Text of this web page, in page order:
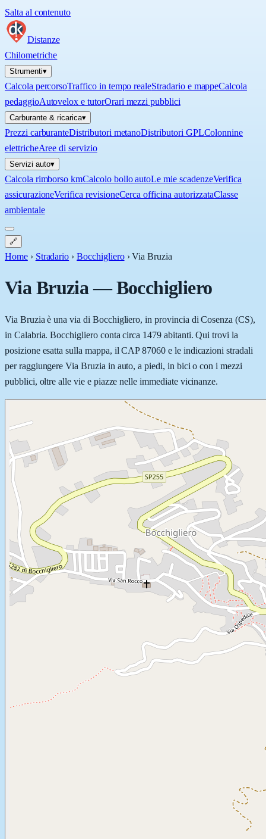
Salta al contenuto
Distanze
Chilometriche
Strumenti▾
Calcola percorsoTraffico in tempo realeStradario e mappeCalcola
pedaggioAutovelox e tutorOrari mezzi pubblici
Carburante & ricarica▾
Prezzi carburanteDistributori metanoDistributori GPLColonnine
elettricheAree di servizio
Servizi auto▾
Calcola rimborso kmCalcolo bollo autoLe mie scadenzeVerifica
assicurazioneVerifica revisioneCerca officina autorizzataClasse
ambientale
🔗
Home › Stradario › Bocchigliero ›Via Bruzia
Via Bruzia—Bocchigliero
Via Bruzia è una via di Bocchigliero, in provincia di Cosenza (CS),
in Calabria. Bocchigliero conta circa 1479 abitanti. Qui trovi la
posizione esatta sulla mappa, il CAP 87060 e le indicazioni stradali
per raggiungere Via Bruzia in auto, a piedi, in bici o con i mezzi
pubblici, oltre alle vie e piazze nelle immediate vicinanze.